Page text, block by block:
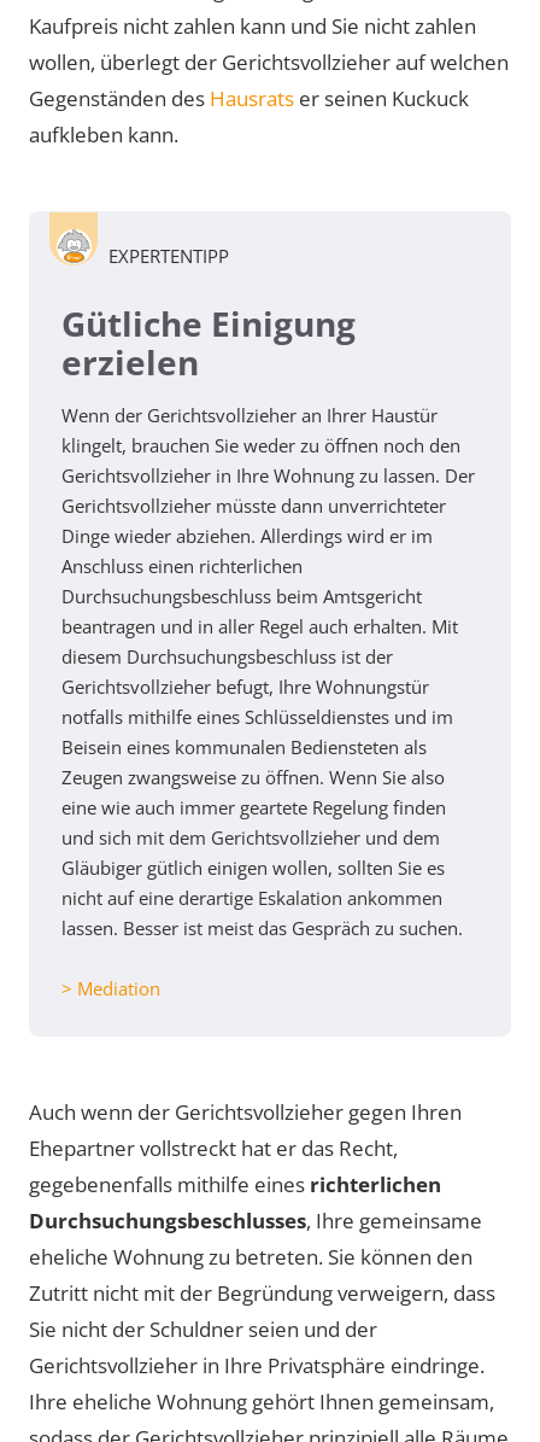
Kaufpreis nicht zahlen kann und Sie nicht zahlen
wollen, überlegt der Gerichtsvollzieher auf welchen
Gegenständen des Hausrats er seinen Kuckuck
aufkleben kann.
EXPERTENTIPP
Gütliche Einigung
erzielen
Wenn der Gerichtsvollzieher an Ihrer Haustür
klingelt, brauchen Sie weder zu öffnen noch den
Gerichtsvollzieher in Ihre Wohnung zu lassen. Der
Gerichtsvollzieher müsste dann unverrichteter
Dinge wieder abziehen. Allerdings wird er im
Anschluss einen richterlichen
Durchsuchungsbeschluss beim Amtsgericht
beantragen und in aller Regel auch erhalten. Mit
diesem Durchsuchungsbeschluss ist der
Gerichtsvollzieher befugt, Ihre Wohnungstür
notfalls mithilfe eines Schlüsseldienstes und im
Beisein eines kommunalen Bediensteten als
Zeugen zwangsweise zu öffnen. Wenn Sie also
eine wie auch immer geartete Regelung finden
und sich mit dem Gerichtsvollzieher und dem
Gläubiger gütlich einigen wollen, sollten Sie es
nicht auf eine derartige Eskalation ankommen
lassen. Besser ist meist das Gespräch zu suchen.
> Mediation
Auch wenn der Gerichtsvollzieher gegen Ihren
Ehepartner vollstreckt hat er das Recht,
gegebenenfalls mithilfe eines richterlichen
Durchsuchungsbeschlusses, Ihre gemeinsame
eheliche Wohnung zu betreten. Sie können den
Zutritt nicht mit der Begründung verweigern, dass
Sie nicht der Schuldner seien und der
Gerichtsvollzieher in Ihre Privatsphäre eindringe.
Ihre eheliche Wohnung gehört Ihnen gemeinsam,